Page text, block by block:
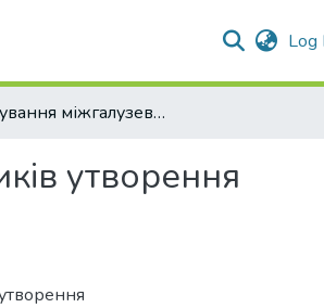
Log
Формування міжгалузевих зв’язків як один із чинників утворення міжгалузевих відносин в аграрній сфері економіки
утворення